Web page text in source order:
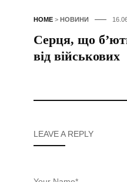
HOME > НОВИНИ
Серця, що
від військових
LEAVE A REPLY